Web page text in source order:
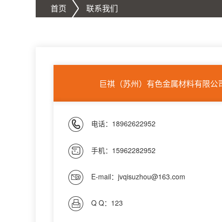
首页 联系我们
巨祺（苏州）有色金属材料有限公
电话：18962622952
手机：15962282952
E-mail： jvqisuzhou@163.com
Q Q： 123